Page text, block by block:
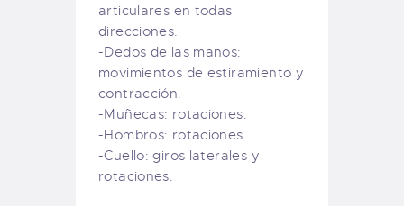
articulares en todas
direcciones.
-Dedos de las manos:
movimientos de estiramiento y
contracción.
-Muñecas: rotaciones.
-Hombros: rotaciones.
-Cuello: giros laterales y
rotaciones.